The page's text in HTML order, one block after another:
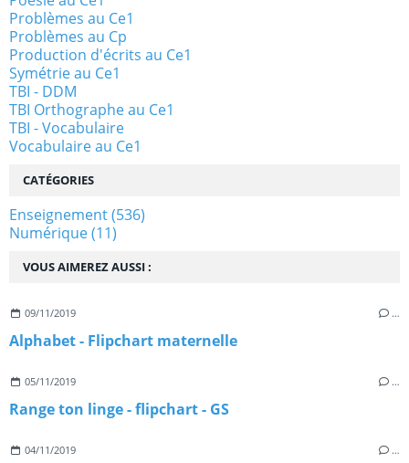
VOUS AIMEREZ AUSSI :
09/11/2019 …
Alphabet - Flipchart maternelle
05/11/2019 …
Range ton linge - flipchart - GS
04/11/2019 …
Problèmes au Ce1
Problèmes au Cp
Production d'écrits au Ce1
Symétrie au Ce1
TBI - DDM
TBI Orthographe au Ce1
TBI - Vocabulaire
Vocabulaire au Ce1
CATÉGORIES
Enseignement(536)
Numérique(11)